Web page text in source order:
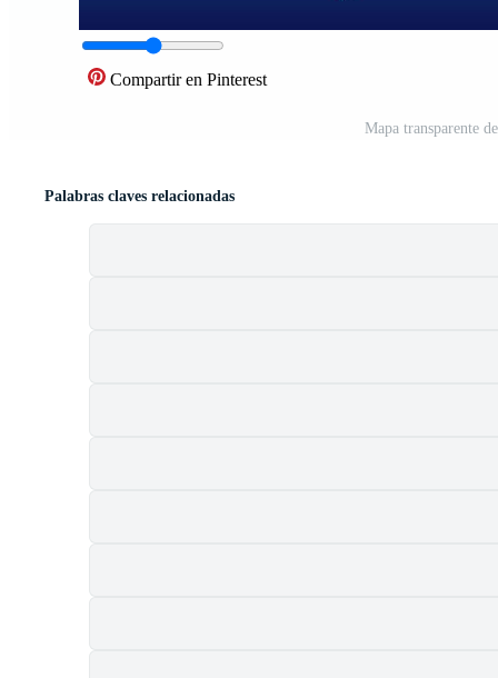
Compartir en Pinterest
Mapa transparente
Palabras claves relacionadas